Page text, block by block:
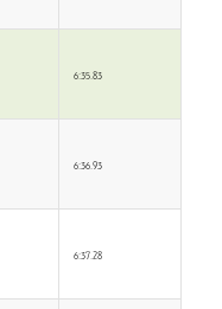
6:35.83
6:36.93
6:37.28